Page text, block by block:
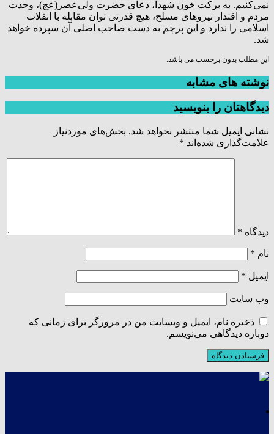
نمی‌کنیم. به برکت خون شهدا، دعای حضرت ولی‌عصر(عج)، وحدت
مردم و اقتدار نیروهای مسلح، هیچ قدرتی توان مقابله با انقلاب
اسلامی را ندارد و این پرچم به دست صاحب اصلی آن سپرده خواهد
شد.
این مطلب بدون برچسب می باشد.
نوشته های مشابه
دیدگاهتان را بنویسید
نشانی ایمیل شما منتشر نخواهد شد. بخش‌های موردنیاز
علامت‌گذاری شده‌اند *
دیدگاه *
نام *
ایمیل *
وب‌ سایت
ذخیره نام، ایمیل و وبسایت من در مرورگر برای زمانی که
دوباره دیدگاهی می‌نویسم.